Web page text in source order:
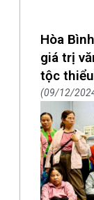
Hòa
giá trị
tộc
09/12/